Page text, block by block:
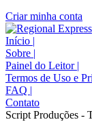
Criar minha conta
Início |
Sobre |
Painel do Leitor |
Termos de Uso e
FAQ |
Contato
Script Produções -